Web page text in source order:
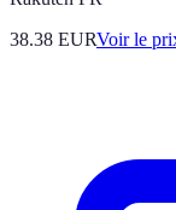
38.38 EURVoir le